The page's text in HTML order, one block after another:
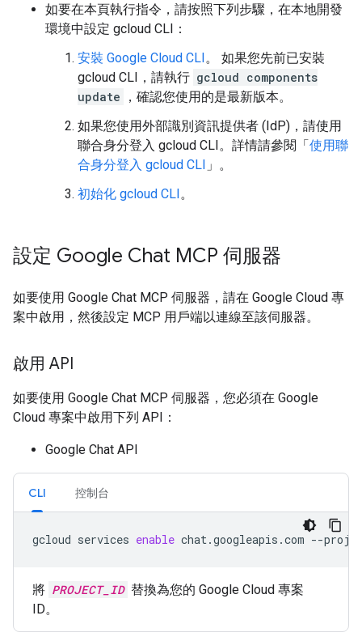
如要在本頁執行指令，請按照下列步驟，在本地開發
環境中設定 gcloud CLI：
安裝 Google Cloud CLI。 如果您先前已安裝
gcloud CLI，請執行 gcloud components
update
，確認您使用的是最新版本。
如果您使用外部識別資訊提供者 (IdP)，請使用
聯合身分登入 gcloud CLI。詳情請參閱「使用聯
合身分登入 gcloud CLI 」。
初始化 gcloud CLI。
設定 Google Chat MCP 伺服器
如要使用 Google Chat MCP 伺服器，請在 Google Cloud 專
案中啟用，然後設定 MCP 用戶端以連線至該伺服器。
啟用 API
如要使用 Google Chat MCP 伺服器，您必須在 Google
Cloud 專案中啟用下列 API：
Google Chat API
CLI 控制台
gcloud services enable chat.googleapis.com --
將 PROJECT_ID 替換為您的 Google Cloud 專案
ID。